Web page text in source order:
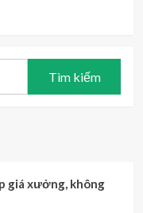
giá xưởng, không